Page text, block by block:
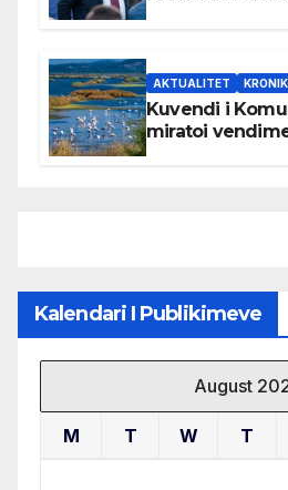
AKTUALITET
Kuvendi i
miratoi
Kalendari I Publikimeve
August
M T W T